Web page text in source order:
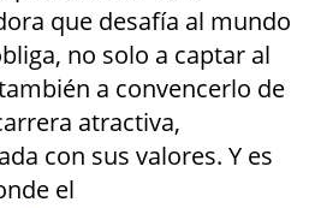
que desafía al mundo
no solo a captar al
a convencerlo de
atractiva,
con sus valores. Y es
el